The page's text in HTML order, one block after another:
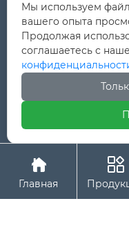

 +8615756469898

Дорога
развития
Авторское
Металлический

Главная

Мы используем
вашего опыта
Продолжая
соглашаетесь с